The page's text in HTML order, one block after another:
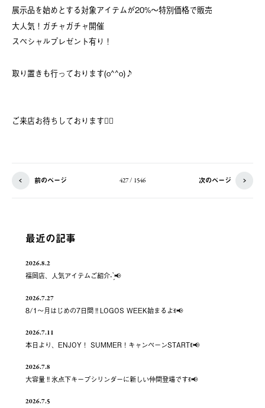
展示品を始めとする対象アイテムが20%～特別価格で販売
大人気！ガチャガチャ開催
スペシャルプレゼント有り！
取り置きも行っております(o^^o)♪
ご来店お待ちしております💁‍♀️
前のページ 427 / 1546 次のページ
最近の記事
2026.8.2
福岡店、人気アイテムご紹介- ̗̀📢
2026.7.27
8/1～月はじめの7日間‼️LOGOS WEEK始まるよꉂ📢
2026.7.11
本日より、ENJOY！ SUMMER！キャンペーンSTARTꉂ📢
2026.7.8
大容量‼️氷点下キープシリンダーに新しい仲間登場ですꉂ📢
2026.7.5